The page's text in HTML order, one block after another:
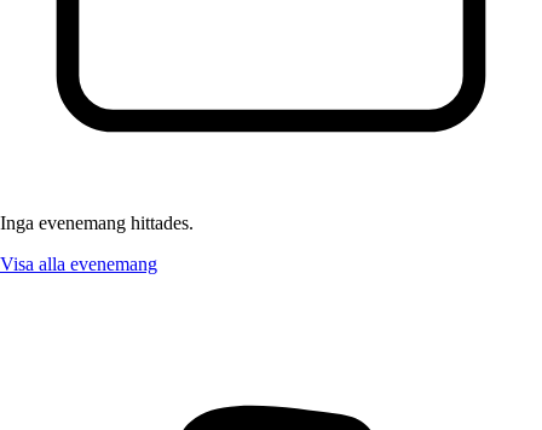
Inga evenemang hittades.
Visa alla evenemang